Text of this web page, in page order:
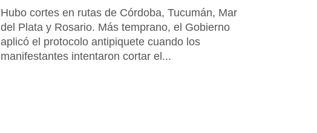
Hubo cortes en rutas de Córdoba, Tucumán, Mar
del Plata y Rosario. Más temprano, el Gobierno
aplicó el protocolo antipiquete cuando los
manifestantes intentaron cortar el...